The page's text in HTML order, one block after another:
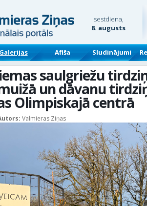
sestdiena,
8. augusts
Galerijas Afiša Sludinājumi
saulgriežu
un dāvanu
Olimpiskajā centrā
Valmieras Ziņas